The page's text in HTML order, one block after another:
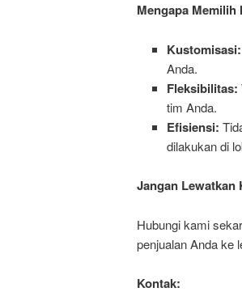
Mengapa Memilih
Kustomisasi:
Anda.
Fleksibilitas:
tim Anda.
Efisiensi:
dilakukan di
Jangan Lewatkan
Hubungi kami
penjualan Anda ke
Kontak: